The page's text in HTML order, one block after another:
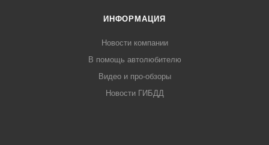
ИНФОРМАЦИЯ
Новости компании
В помощь автолюбителю
Видео и про-обзоры
Новости ГИБДД